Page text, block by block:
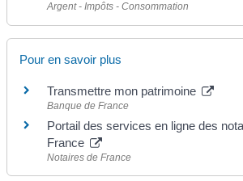
Argent - Impôts - Consommation
Pour en savoir plus
Transmettre mon patrimoine
Banque de France
Portail des services en ligne des
France
Notaires de France